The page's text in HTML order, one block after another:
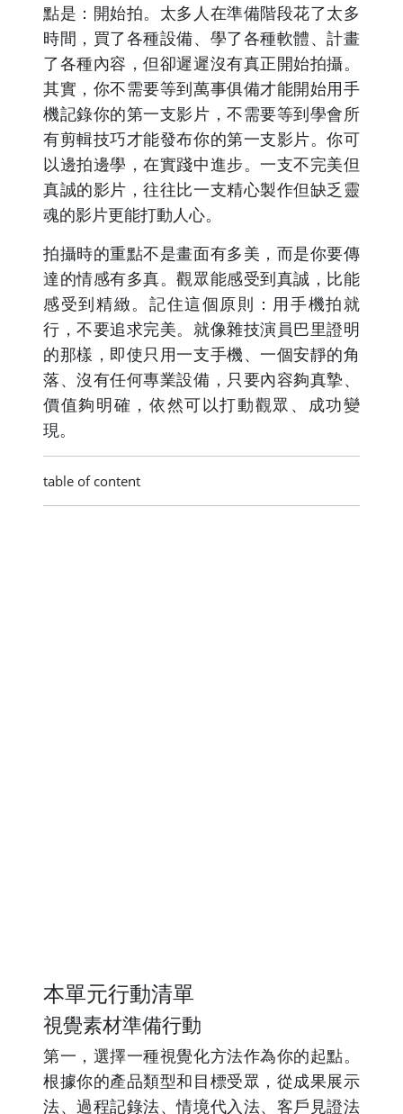
點是：開始拍。太多人在準備階段花了太多
時間，買了各種設備、學了各種軟體、計畫
了各種內容，但卻遲遲沒有真正開始拍攝。
其實，你不需要等到萬事俱備才能開始用手
機記錄你的第一支影片，不需要等到學會所
有剪輯技巧才能發布你的第一支影片。你可
以邊拍邊學，在實踐中進步。一支不完美但
真誠的影片，往往比一支精心製作但缺乏靈
魂的影片更能打動人心。
拍攝時的重點不是畫面有多美，而是你要傳
達的情感有多真。觀眾能感受到真誠，比能
感受到精緻。記住這個原則：用手機拍就
行，不要追求完美。就像雜技演員巴里證明
的那樣，即使只用一支手機、一個安靜的角
落、沒有任何專業設備，只要內容夠真摯、
價值夠明確，依然可以打動觀眾、成功變
現。
table of content
本單元行動清單
視覺素材準備行動
第一，選擇一種視覺化方法作為你的起點。
根據你的產品類型和目標受眾，從成果展示
法、過程記錄法、情境代入法、客戶見證法